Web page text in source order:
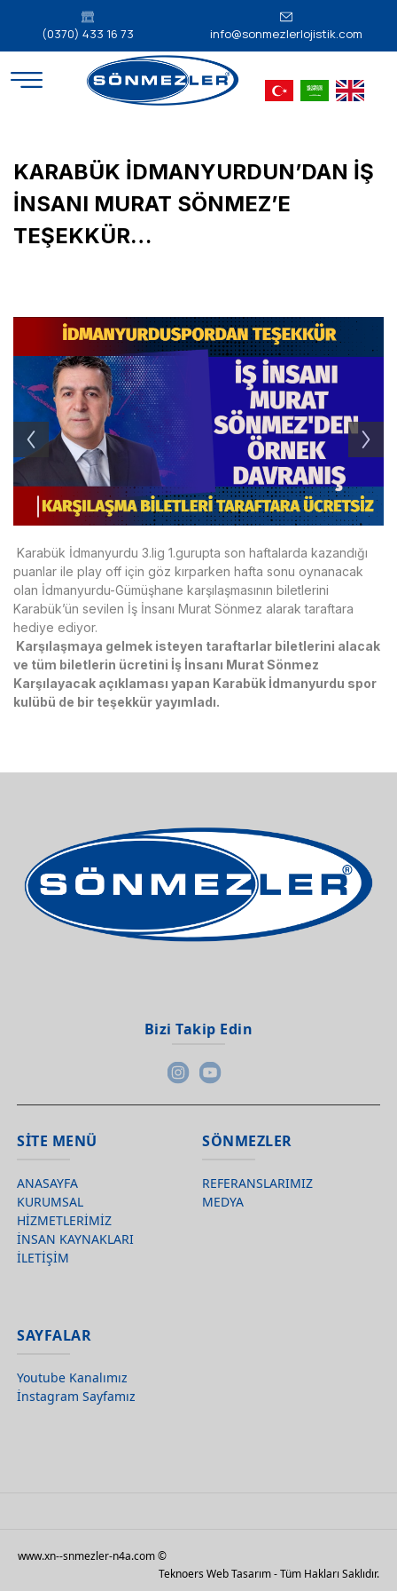
KARABÜK İDMANYURDUN’DAN İŞ
İNSANI MURAT SÖNMEZ’E
TEŞEKKÜR…
Karabük İdmanyurdu 3.lig 1.gurupta son haftalarda kazandığı
puanlar ile play off için göz kırparken hafta sonu oynanacak
olan İdmanyurdu-Gümüşhane karşılaşmasının biletlerini
Karabük’ün sevilen İş İnsanı Murat Sönmez alarak taraftara
hediye ediyor.
Karşılaşmaya gelmek isteyen taraftarlar biletlerini alacak
ve tüm biletlerin ücretini İş İnsanı Murat Sönmez
Karşılayacak açıklaması yapan Karabük İdmanyurdu spor
kulübü de bir teşekkür yayımladı.
(0370) 433 16 73 info@sonmezlerlojistik.com
Bizi Takip Edin
SİTE MENÜ
ANASAYFA
KURUMSAL
HİZMETLERİMİZ
İNSAN KAYNAKLARI
İLETİŞİM
SÖNMEZLER
REFERANSLARIMIZ
MEDYA
SAYFALAR
Youtube Kanalımız
İnstagram Sayfamız
www.xn--snmezler-n4a.com ©
Teknoers Web Tasarım - Tüm Hakları Saklıdır.